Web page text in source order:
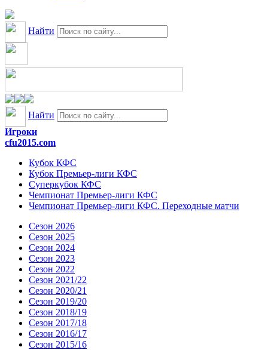
Найти
Найти
Игроки
cfu2015.com
Кубок КФС
Кубок Премьер-лиги КФС
Суперкубок КФС
Чемпионат Премьер-лиги КФС
Чемпионат Премьер-лиги КФС. Переходные матчи
Сезон 2026
Сезон 2025
Сезон 2024
Сезон 2023
Сезон 2022
Сезон 2021/22
Сезон 2020/21
Сезон 2019/20
Сезон 2018/19
Сезон 2017/18
Сезон 2016/17
Сезон 2015/16